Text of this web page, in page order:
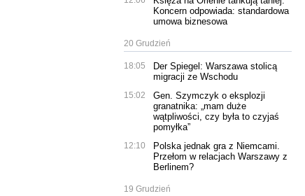
Koncern odpowiada: standardowa
umowa biznesowa
20 Grudzień
18:05
Der Spiegel: Warszawa stolicą
migracji ze Wschodu
15:02
Gen. Szymczyk o eksplozji
granatnika: „mam duże
wątpliwości, czy była to czyjaś
pomyłka”
12:10
Polska jednak gra z Niemcami.
Przełom w relacjach Warszawy z
Berlinem?
19 Grudzień